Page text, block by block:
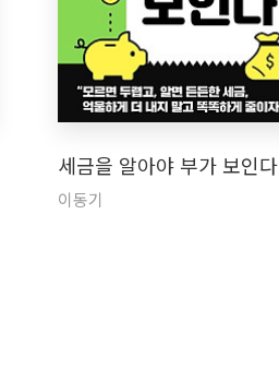
세금을 알아야 부가 보인다
이동기